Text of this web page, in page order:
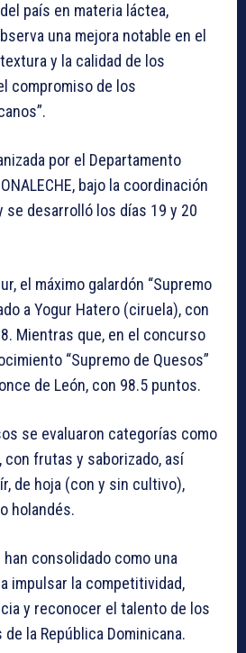
país en materia láctea,
una mejora notable en el
y la calidad de los
compromiso de los
por el Departamento
bajo la coordinación
se desarrolló los días 19 y 20
el máximo galardón “Supremo
a Yogur Hatero (ciruela), con
Mientras que, en el concurso
“Supremo de Quesos”
de León, con 98.5 puntos.
se evaluaron categorías como
con frutas y saborizado, así
de hoja (con y sin cultivo),
holandés.
consolidado como una
impulsar la competitividad,
y reconocer el talento de los
la República Dominicana.